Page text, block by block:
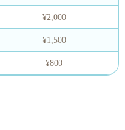
¥2,000
¥1,500
¥800